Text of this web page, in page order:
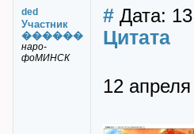
ded
Участник
������
наро-
фоМИНСК
# Дата:
Цитата
12 апреля